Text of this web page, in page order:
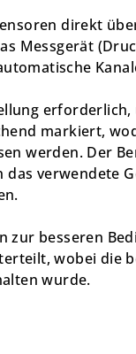
direkt
Messgerät
markiert,
werden. Der
das verwendete
zur besseren
wobei die
wurde.